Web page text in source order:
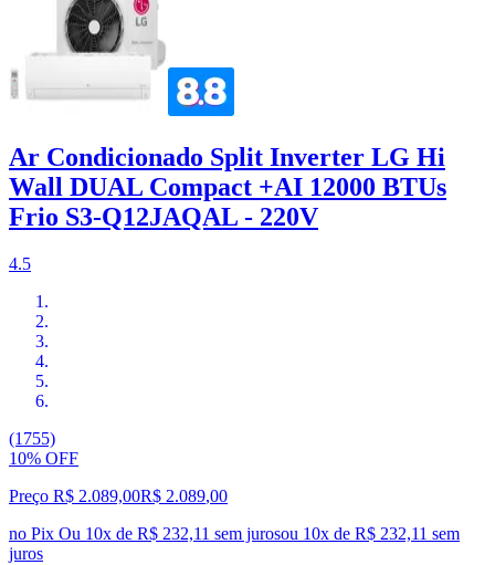
Ar Condicionado Split Inverter LG Hi
Wall DUAL Compact +AI 12000 BTUs
Frio S3-Q12JAQAL - 220V
4.5
(1755)
10% OFF
Preço R$ 2.089,00R$ 2.089,00
no Pix Ou 10x de R$ 232,11 sem jurosou 10x de R$ 232,11 sem
juros